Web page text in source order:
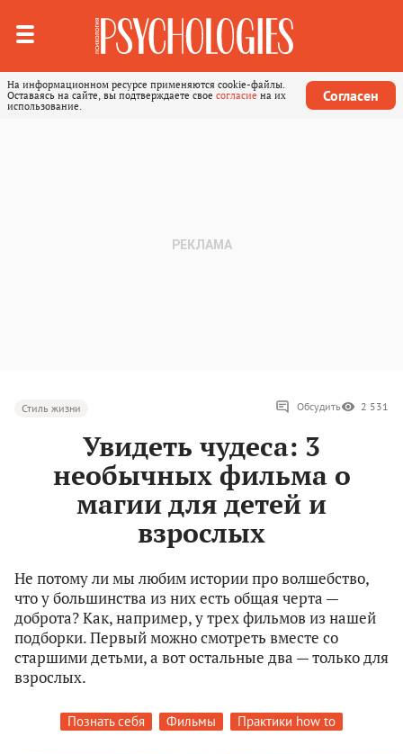
На информационном ресурсе применяются cookie-файлы.
Оставаясь на сайте, вы подтверждаете свое согласие на их
использование.
Согласен
Стиль жизни Обсудить 2 531
Увидеть чудеса: 3
необычных фильма о
магии для детей и
взрослых
Не потому ли мы любим истории про волшебство,
что у большинства из них есть общая черта —
доброта? Как, например, у трех фильмов из нашей
подборки. Первый можно смотреть вместе со
старшими детьми, а вот остальные два — только для
взрослых.
Познать себя Фильмы Практики how to